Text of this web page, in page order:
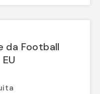
da Football